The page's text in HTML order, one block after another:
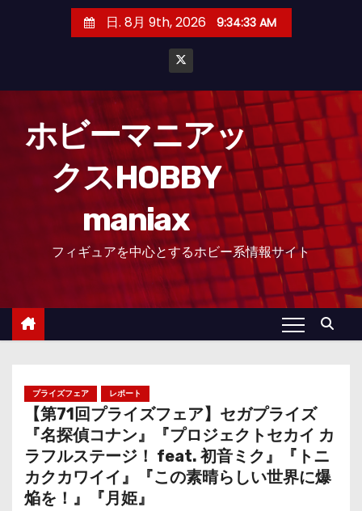
日. 8月 9th, 2026 9:34:35 AM
ホビーマニアッ
クスHOBBY
maniax
フィギュアを中心とするホビー系情報サイト
プライズフェア レポート
【第71回プライズフェア】セガプライズ
『名探偵コナン』『プロジェクトセカイ カ
ラフルステージ！ feat. 初音ミク』『トニ
カクカワイイ』『この素晴らしい世界に爆
焔を！』『月姫』